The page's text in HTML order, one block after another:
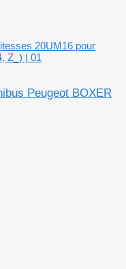
20UM16 pour
Z_) | 01
Peugeot BOXER